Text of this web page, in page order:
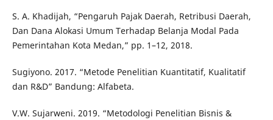
S. A. Khadijah, “Pengaruh Pajak Daerah, Retribusi Daerah,
Dan Dana Alokasi Umum Terhadap Belanja Modal Pada
Pemerintahan Kota Medan,” pp. 1–12, 2018.
Sugiyono. 2017. “Metode Penelitian Kuantitatif, Kualitatif
dan R&D” Bandung: Alfabeta.
V.W. Sujarweni. 2019. “Metodologi Penelitian Bisnis &